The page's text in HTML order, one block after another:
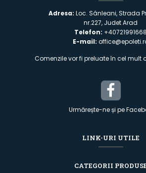
Adresa:Loc. Sânleani, Strada
nr.227, Judet Arad
Telefon: +40721991668
E-mail:
Comenzile vor fi preluate în cel mult
Urmărește-ne și pe
LINK-URI UTILE
CATEGORII